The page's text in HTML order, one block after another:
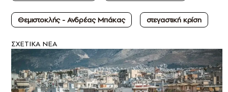
Θεμιστοκλής - Ανδρέας Μπάκας στεγαστική κρίση
ΣXETIKA NEA